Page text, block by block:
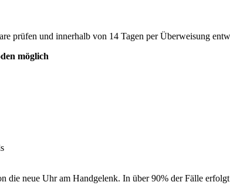
prüfen und innerhalb von 14 Tagen per Überweisung
möglich
neue Uhr am Handgelenk. In über 90% der Fälle